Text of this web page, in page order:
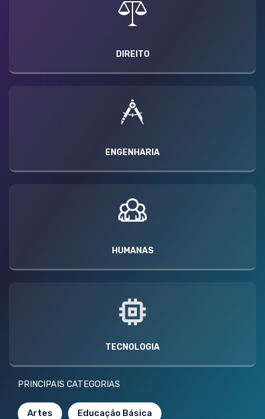
DIREITO
ENGENHARIA
HUMANAS
TECNOLOGIA
PRINCIPAIS CATEGORIAS
Artes Educação Básica